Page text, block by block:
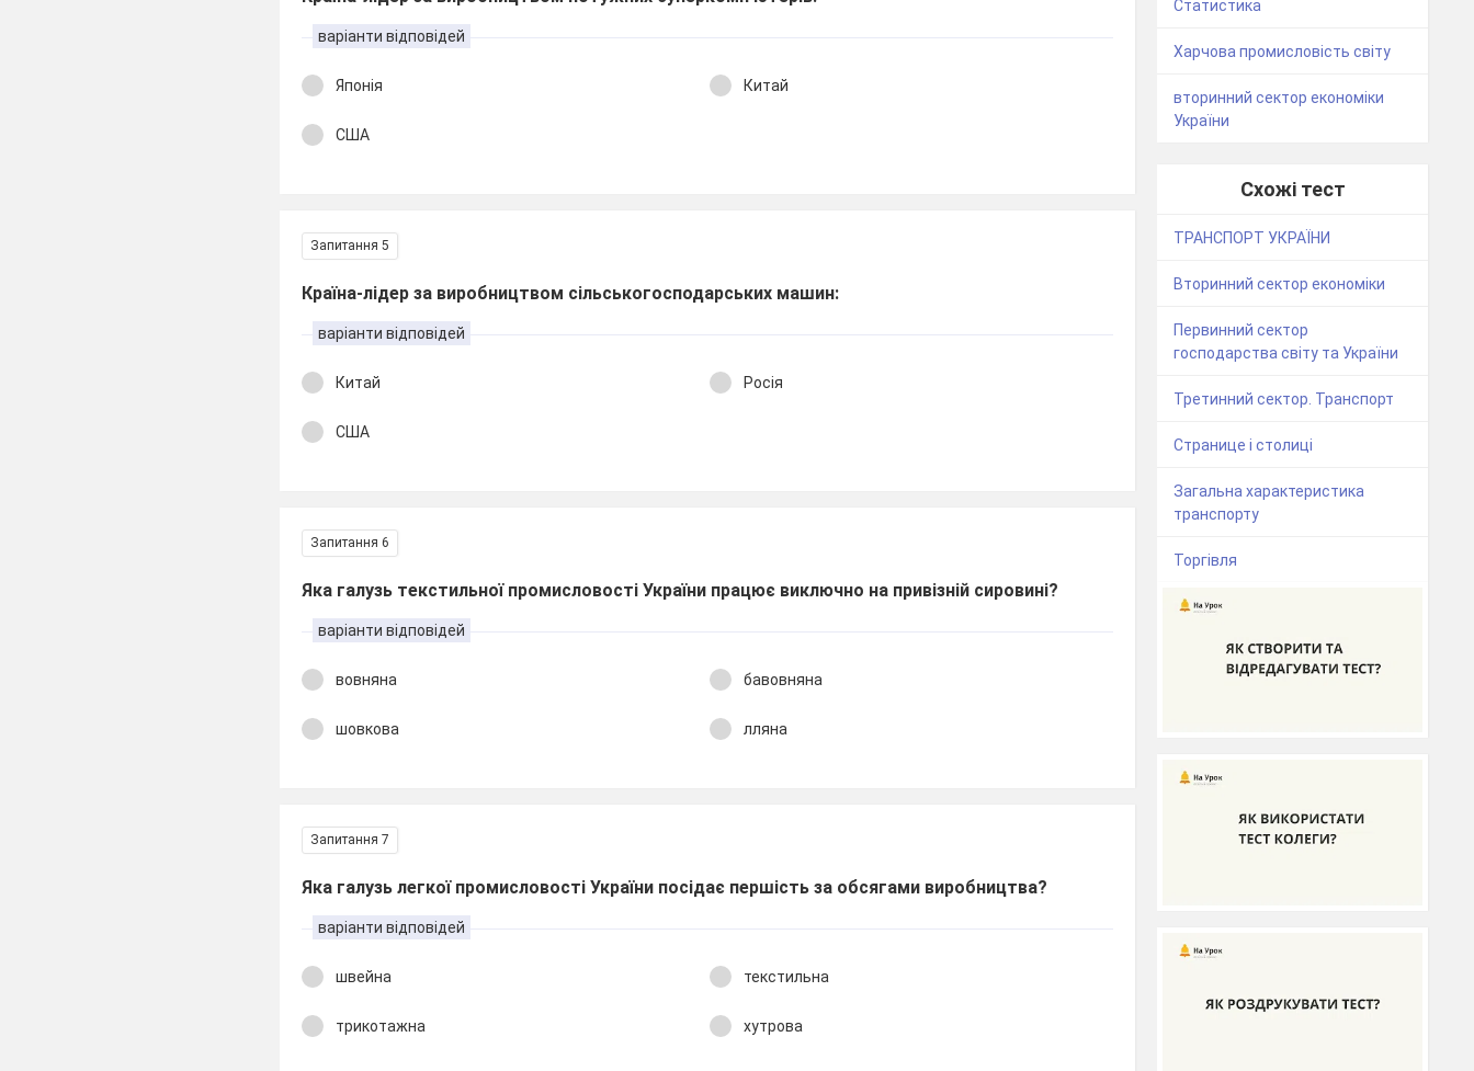
варіанти відповідей
Японія Китай
США
Запитання 5
Країна-лідер за виробництвом сільськогосподарських машин:
варіанти відповідей
Китай Росія
США
Запитання 6
Яка галузь текстильної промисловості України працює виключно на привізній сировині?
варіанти відповідей
вовняна бавовняна
шовкова лляна
Запитання 7
Яка галузь легкої промисловості України посідає першість за обсягами ви­робництва?
варіанти відповідей
швейна текстильна
трикотажна хутрова
Статистика
Харчова промисловість світу
вторинний сектор економіки
України
Схожі тест
ТРАНСПОРТ УКРАЇНИ
Вторинний сектор економіки
Первинний сектор
господарства світу та України
Третинний сектор. Транспорт
Странице і столиці
Загальна характеристика
транспорту
Торгівля